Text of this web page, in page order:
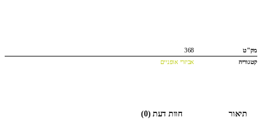
מק"ט
368
קטגוריה
אביזרי אופניים
תיאור חוות דעת (0)